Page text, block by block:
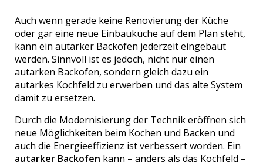
Auch wenn gerade keine Renovierung der Küche
oder gar eine neue Einbauküche auf dem Plan steht,
kann ein autarker Backofen jederzeit eingebaut
werden. Sinnvoll ist es jedoch, nicht nur einen
autarken Backofen, sondern gleich dazu ein
autarkes Kochfeld zu erwerben und das alte System
damit zu ersetzen.
Durch die Modernisierung der Technik eröffnen sich
neue Möglichkeiten beim Kochen und Backen und
auch die Energieeffizienz ist verbessert worden. Ein
autarker Backofen kann – anders als das Kochfeld –